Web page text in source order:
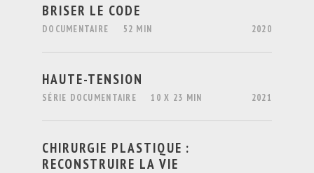
BRISER LE CODE
DOCUMENTAIRE 52 MIN 2020
HAUTE-TENSION
SÉRIE DOCUMENTAIRE 10 X 23 MIN 2021
CHIRURGIE PLASTIQUE :
RECONSTRUIRE LA VIE